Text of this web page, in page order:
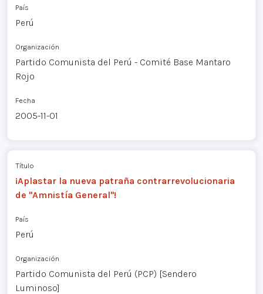
País
Perú
Organización
Partido Comunista del Perú - Comité Base Mantaro
Rojo
Fecha
2005-11-01
Título
¡Aplastar la nueva patraña contrarrevolucionaria
de "Amnistía General"!
País
Perú
Organización
Partido Comunista del Perú (PCP) [Sendero
Luminoso]